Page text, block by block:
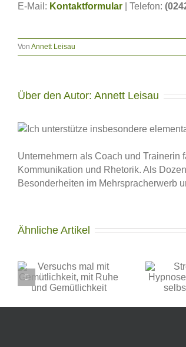
E-Mail: Kontaktformular | Telefon:
Von Annett Leisau
Über den Autor: Annett Leisau
Unternehmern als Coach und Trainerin
Kommunikation und Rhetorik. Als
Besonderheiten im Mehrspracherwerb
Ähnliche Artikel